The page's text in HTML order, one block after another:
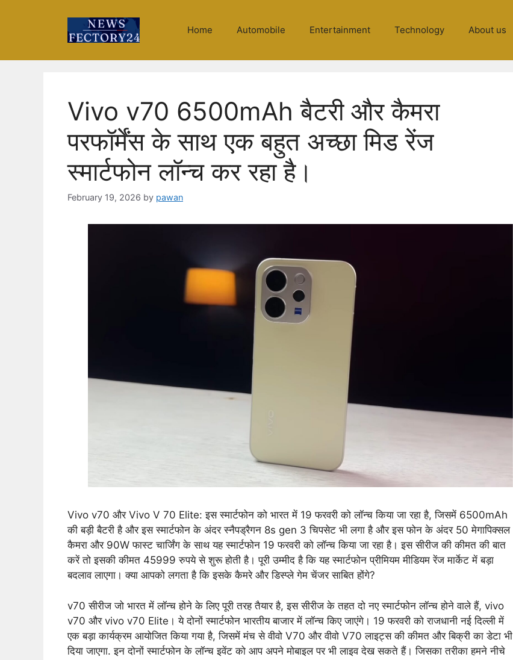
Home Automobile Entertainment Technology About us
Vivo v70 6500mAh बैटरी और कैमरा
परफॉर्मेंस के साथ एक बहुत अच्छा मिड रेंज
स्मार्टफोन लॉन्च कर रहा है।
February 19, 2026 by pawan
Vivo v70 और Vivo V 70 Elite: इस स्मार्टफोन को भारत में 19 फरवरी को लॉन्च किया जा रहा है, जिसमें 6500mAh
की बड़ी बैटरी है और इस स्मार्टफोन के अंदर स्नैपड्रैगन 8s gen 3 चिपसेट भी लगा है और इस फोन के अंदर 50 मेगापिक्सल
कैमरा और 90W फास्ट चार्जिंग के साथ यह स्मार्टफोन 19 फरवरी को लॉन्च किया जा रहा है। इस सीरीज की कीमत की बात
करें तो इसकी कीमत 45999 रुपये से शुरू होती है। पूरी उम्मीद है कि यह स्मार्टफोन प्रीमियम मीडियम रेंज मार्केट में बड़ा
बदलाव लाएगा। क्या आपको लगता है कि इसके कैमरे और डिस्प्ले गेम चेंजर साबित होंगे?
v70 सीरीज जो भारत में लॉन्च होने के लिए पूरी तरह तैयार है, इस सीरीज के तहत दो नए स्मार्टफोन लॉन्च होने वाले हैं, vivo
v70 और vivo v70 Elite। ये दोनों स्मार्टफोन भारतीय बाजार में लॉन्च किए जाएंगे। 19 फरवरी को राजधानी नई दिल्ली में
एक बड़ा कार्यक्रम आयोजित किया गया है, जिसमें मंच से वीवो V70 और वीवो V70 लाइट्स की कीमत और बिक्री का डेटा भी
दिया जाएगा. इन दोनों स्मार्टफोन के लॉन्च इवेंट को आप अपने मोबाइल पर भी लाइव देख सकते हैं। जिसका तरीका हमने नीचे